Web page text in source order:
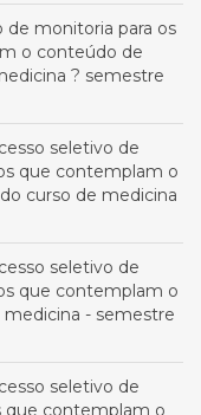
de monitoria para os
o conteúdo de
? semestre
seletivo de
que contemplam o
curso de medicina
seletivo de
que contemplam o
- semestre
seletivo de
que contemplam o